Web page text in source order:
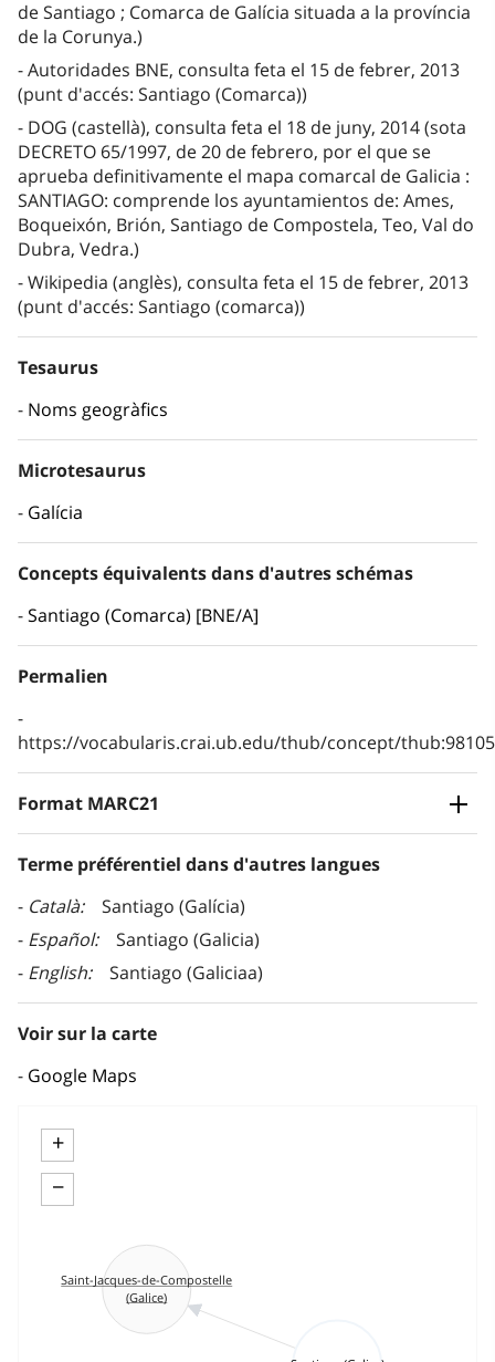
de Santiago ; Comarca de Galícia situada a la província
de la Corunya.)
Autoridades BNE, consulta feta el 15 de febrer, 2013
(punt d'accés: Santiago (Comarca))
DOG (castellà), consulta feta el 18 de juny, 2014 (sota
DECRETO 65/1997, de 20 de febrero, por el que se
aprueba definitivamente el mapa comarcal de Galicia :
SANTIAGO: comprende los ayuntamientos de: Ames,
Boqueixón, Brión, Santiago de Compostela, Teo, Val do
Dubra, Vedra.)
Wikipedia (anglès), consulta feta el 15 de febrer, 2013
(punt d'accés: Santiago (comarca))
Tesaurus
Noms geogràfics
Microtesaurus
Galícia
Concepts équivalents dans d'autres schémas
Santiago (Comarca) [BNE/A]
Permalien
https://vocabularis.crai.ub.edu/thub/concept/
Format MARC21
Terme préférentiel dans d'autres langues
Català
Santiago (Galícia)
Español
Santiago (Galicia)
English
Santiago (Galiciaa)
Voir sur la carte
Google Maps
+
−
Saint-Jacques-de-Compostelle
(Galice)